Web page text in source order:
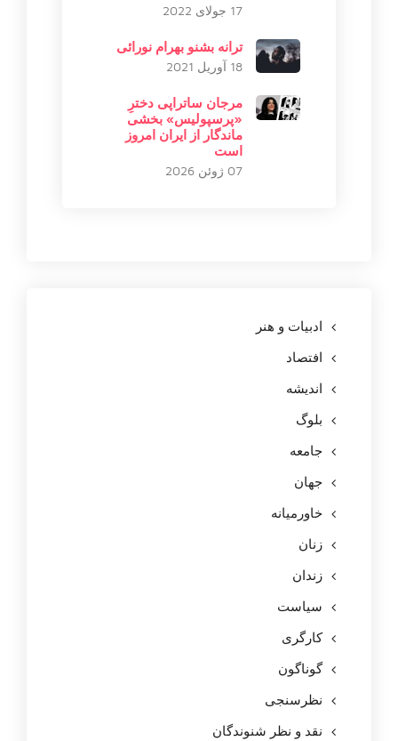
17 جولای 2022
ترانه بشنو بهرام نورائی
18 آوریل 2021
مرجان ساتراپی دخترِ
«پرسپولیس» بخشی
ماندگار از ایران امروز
است
07 ژوئن 2026
ادبیات و هنر
افتصاد
اندیشه
بلوگ
جامعه
جهان
خاورمیانه
زنان
زندان
سیاست
کارگری
گوناگون
نظرسنجی
نقد و نظر شنوندگان